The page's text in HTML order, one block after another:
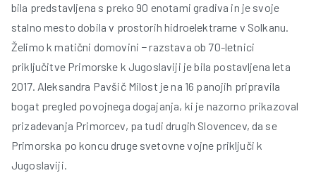
bila predstavljena s preko 90 enotami gradiva in je svoje
stalno mesto dobila v prostorih hidroelektrarne v Solkanu.
Želimo k matični domovini − razstava ob 70-letnici
priključitve Primorske k Jugoslaviji je bila postavljena leta
2017. Aleksandra Pavšič Milost je na 16 panojih pripravila
bogat pregled povojnega dogajanja, ki je nazorno prikazoval
prizadevanja Primorcev, pa tudi drugih Slovencev, da se
Primorska po koncu druge svetovne vojne priključi k
Jugoslaviji.